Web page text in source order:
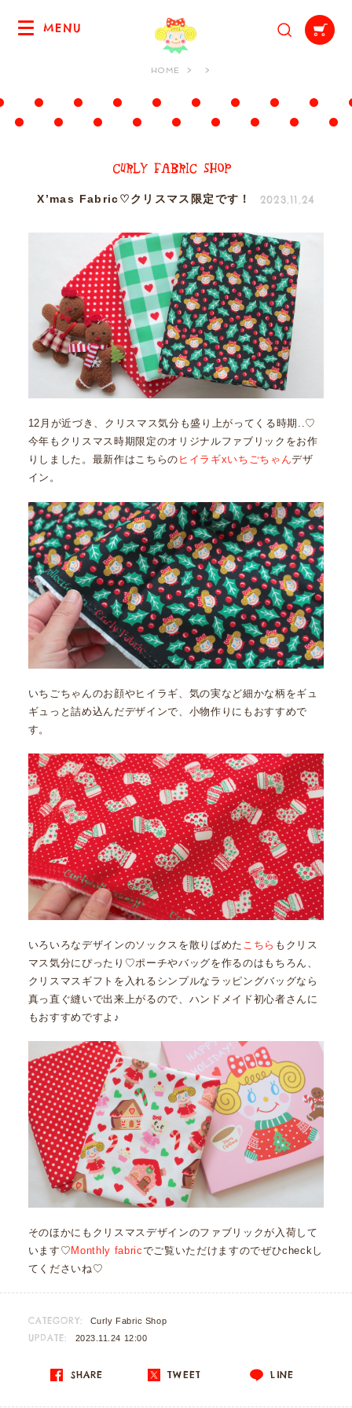
MENU
HOME
X’mas Fabric♡クリスマス限定です！ 2023.11.24
12月が近づき、クリスマス気分も盛り上がってくる時期..♡
今年もクリスマス時期限定のオリジナルファブリックをお作
りしました。最新作はこちらの ヒイラギxいちごちゃんデザ
イン。
いちごちゃんのお顔やヒイラギ、気の実など細かな柄をギュ
ギュっと詰め込んだデザインで、小物作りにもおすすめで
す。
いろいろなデザインのソックスを散りばめた こちら もクリス
マス気分にぴったり♡ポーチやバッグを作るのはもちろん、
クリスマスギフトを入れるシンプルなラッピングバッグなら
真っ直ぐ縫いで出来上がるので、ハンドメイド初心者さんに
もおすすめですよ♪
そのほかにもクリスマスデザインのファブリックが入荷して
います♡Monthly fabricでご覧いただけますのでぜひcheckし
てくださいね♡
CATEGORY: Curly Fabric Shop
UPDATE: 2023.11.24 12:00
SHARE TWEET LINE